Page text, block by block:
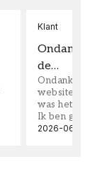
Klant
Ondanks
de…
Ondanks
website
was het
Ik ben
2026-06-08